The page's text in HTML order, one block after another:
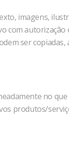
imagens,
autorização
ser
no
produtos/